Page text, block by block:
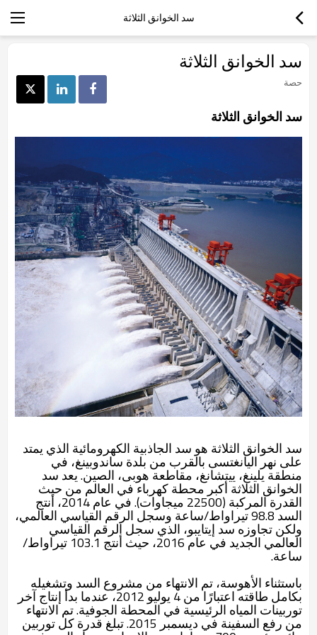
سد الخوانق الثلاثة
سد الخوانق الثلاثة
حصة
سد الخوانق الثلاثة
سد الخوانق الثلاثة هو سد الجاذبية الكهرومائية الذي يمتد
على نهر اليانغتسى بالقرب من بلدة ساندوبينغ، في
منطقة يلينغ، ييتشانغ، مقاطعة هوبى، الصين. يعد سد
الخوانق الثلاثة أكبر محطة كهرباء في العالم من حيث
القدرة المركبة (22500 ميجاوات). في عام 2014، أنتج
السد 98.8 تيراواط/ساعة وسجل الرقم القياسي العالمي،
ولكن تجاوزه سد إيتايبو، الذي سجل الرقم القياسي
العالمي الجديد في عام 2016، حيث أنتج 103.1 تيراواط/
ساعة.
باستثناء الأهوسة، تم الانتهاء من مشروع السد وتشغيله
بكامل طاقته اعتبارًا من 4 يوليو 2012، عندما بدأ إنتاج آخر
توربينات المياه الرئيسية في المحطة الجوفية. تم الانتهاء
من رفع السفينة في ديسمبر 2015. تبلغ قدرة كل توربين